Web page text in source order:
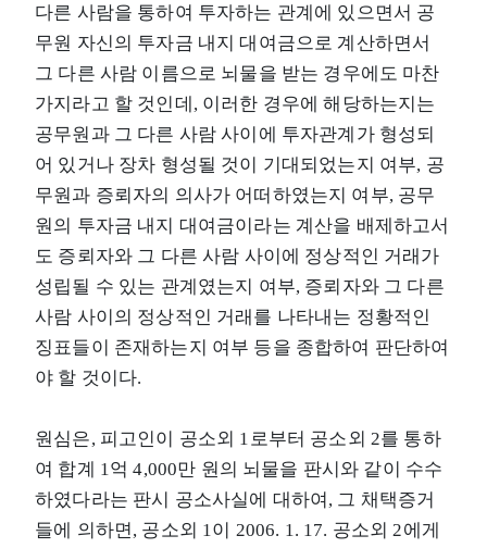
다른 사람을 통하여 투자하는 관계에 있으면서 공
무원 자신의 투자금 내지 대여금으로 계산하면서
그 다른 사람 이름으로 뇌물을 받는 경우에도 마찬
가지라고 할 것인데, 이러한 경우에 해당하는지는
공무원과 그 다른 사람 사이에 투자관계가 형성되
어 있거나 장차 형성될 것이 기대되었는지 여부, 공
무원과 증뢰자의 의사가 어떠하였는지 여부, 공무
원의 투자금 내지 대여금이라는 계산을 배제하고서
도 증뢰자와 그 다른 사람 사이에 정상적인 거래가
성립될 수 있는 관계였는지 여부, 증뢰자와 그 다른
사람 사이의 정상적인 거래를 나타내는 정황적인
징표들이 존재하는지 여부 등을 종합하여 판단하여
야 할 것이다.
원심은, 피고인이 공소외 1로부터 공소외 2를 통하
여 합계 1억 4,000만 원의 뇌물을 판시와 같이 수수
하였다라는 판시 공소사실에 대하여, 그 채택증거
들에 의하면, 공소외 1이 2006. 1. 17. 공소외 2에게